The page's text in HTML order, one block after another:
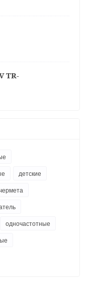
TR-
детские
одночастотные